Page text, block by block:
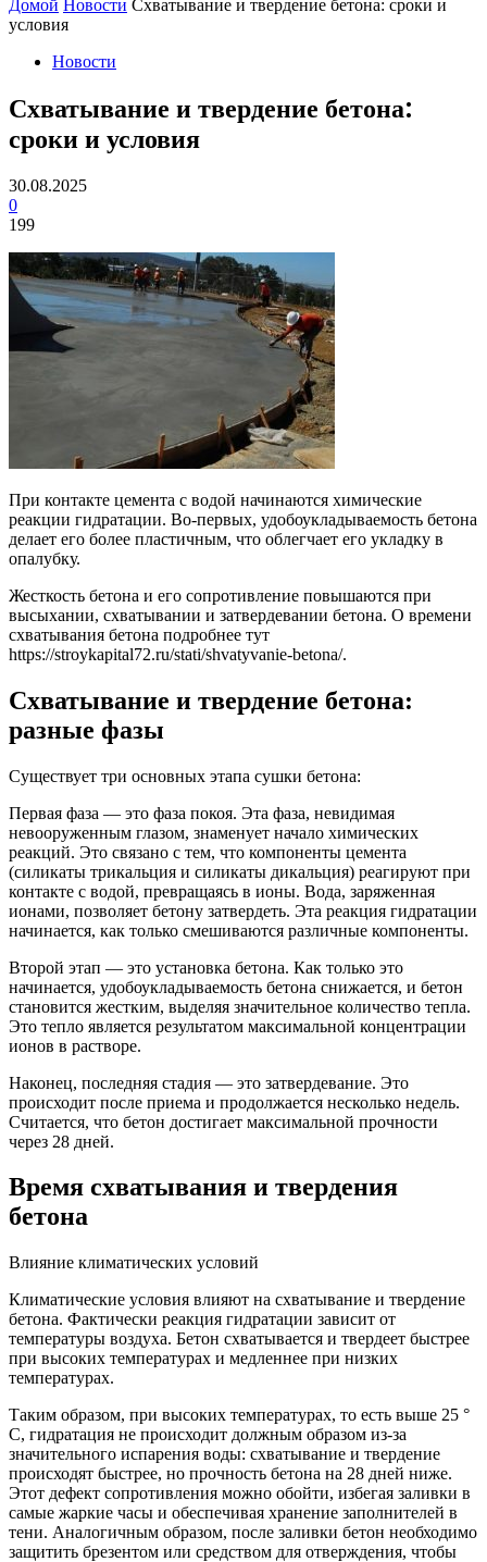
Домой Новости Схватывание и твердение бетона: сроки и
условия
Новости
Схватывание и твердение бетона:
сроки и условия
30.08.2025
0
199
При контакте цемента с водой начинаются химические
реакции гидратации. Во-первых, удобоукладываемость бетона
делает его более пластичным, что облегчает его укладку в
опалубку.
Жесткость бетона и его сопротивление повышаются при
высыхании, схватывании и затвердевании бетона. О времени
схватывания бетона подробнее тут
https://stroykapital72.ru/stati/shvatyvanie-betona/.
Схватывание и твердение бетона:
разные фазы
Существует три основных этапа сушки бетона:
Первая фаза — это фаза покоя. Эта фаза, невидимая
невооруженным глазом, знаменует начало химических
реакций. Это связано с тем, что компоненты цемента
(силикаты трикальция и силикаты дикальция) реагируют при
контакте с водой, превращаясь в ионы. Вода, заряженная
ионами, позволяет бетону затвердеть. Эта реакция гидратации
начинается, как только смешиваются различные компоненты.
Второй этап — это установка бетона. Как только это
начинается, удобоукладываемость бетона снижается, и бетон
становится жестким, выделяя значительное количество тепла.
Это тепло является результатом максимальной концентрации
ионов в растворе.
Наконец, последняя стадия — это затвердевание. Это
происходит после приема и продолжается несколько недель.
Считается, что бетон достигает максимальной прочности
через 28 дней.
Время схватывания и твердения
бетона
Влияние климатических условий
Климатические условия влияют на схватывание и твердение
бетона. Фактически реакция гидратации зависит от
температуры воздуха. Бетон схватывается и твердеет быстрее
при высоких температурах и медленнее при низких
температурах.
Таким образом, при высоких температурах, то есть выше 25 °
C, гидратация не происходит должным образом из-за
значительного испарения воды: схватывание и твердение
происходят быстрее, но прочность бетона на 28 дней ниже.
Этот дефект сопротивления можно обойти, избегая заливки в
самые жаркие часы и обеспечивая хранение заполнителей в
тени. Аналогичным образом, после заливки бетон необходимо
защитить брезентом или средством для отверждения, чтобы